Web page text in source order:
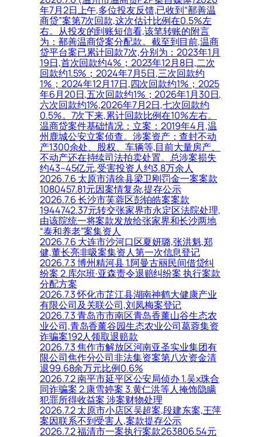
年7月2日上午,多位投友反馈,已收到“鄯善温
商贷”案第7次回款,这次估计比例在0.5%左
右。从投友的到账短信看,该笔转账的附言
为：鄯善温商贷案分配款。截至到目前,温商
贷平台案已累计回款7次,分别为：2023年1月
19日,首次回款约4%；2023年12月8日,二次
回款约1.5%；2024年7月5日,三次回款约
1%；2024年12月17日,四次回款约1%；2025
年6月20日,五次回款约1%；2026年1月30日,
六次回款约1%,2026年7月2日,七次回款约
0.5%。7次下来,累计回款比例在10%左右。
温商贷案件基础情况：立案：2019年4月,温
州鹿城公安立案侦查。涉案资产：查封不动
产1300余处、股权、车辆等,目前大量房产、
不动产还在持续司法拍卖处置。总涉案损失
约43–45亿元,受害投资人约3.8万余人
2026.7.6 太原市清徐县梁卫刚罚金一案案款
1080457.81元因案情复杂,提存公示
2026.7.6 长沙市芙蓉区彭铂皓案案款
1944742.37元转交张家界市永定区法院处理,
由该院统一将案款发放给张家界和长沙两地
“泰和养老”案集资人
2026.7.6 大连市沙河口区夏妍璐,张洪魁,郑
健,董长亮非吸案集资人第一次信息登记
2026.7.3 博州精河县 1.阿曼古丽民间借贷纠
纷案 2.库尔班·亚森责令退赔纠纷案 执行案款
分配方案
2026.7.3 怀化市芷江县湖南神鹤大健康产业
有限公司及关联公司,刘凤梅案登记
2026.7.3 青岛市市南区青岛香薰山谷生态农
业公司,青岛香薰谷园生态农业公司葛蓉集资
诈骗案192人领取退赔款
2026.7.3 焦作市解放区河南亚圣实业集团有
限公司焦作分公司非法集资案第八次资金清
退99.68余万元比例0.6%
2026.7.2 南平市延平区公安局侦办 1.吴x珠合
同诈骗案 2.康雪婷案 3.黄仁洪等人掩饰隐瞒
犯罪所得收益案 涉案财物处理
2026.7.2 太原市小店区吴超案,段建东案,王萍
案因联系不到受害人,案款提存公示
2026.7.2 福清市一案执行案款263806.54元